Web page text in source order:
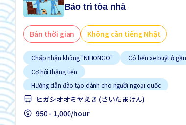
Bảo trì tòa nhà
Bán thời gian Không cần tiếng Nhật
Chấp nhận không "NIHONGO"
Có bến xe buýt ở gần
Cơ hội thăng tiến
Hướng dẫn đào tạo dành cho người ngoại quốc
Không cần kinh nghiệm
Lao động người nước ngoài
Ưu tiên có visa học sinh
ヒガシオオミヤえき (さいたまけん)
950 - 1,000/hour